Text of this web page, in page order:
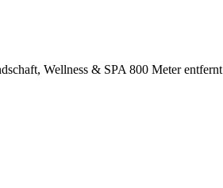
Wellness & SPA 800 Meter entfernt